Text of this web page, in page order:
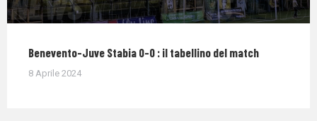
Benevento-Juve Stabia 0-0 : il tabellino del match
8 Aprile 2024